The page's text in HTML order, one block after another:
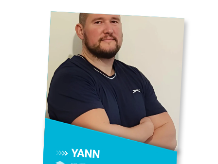
YANN